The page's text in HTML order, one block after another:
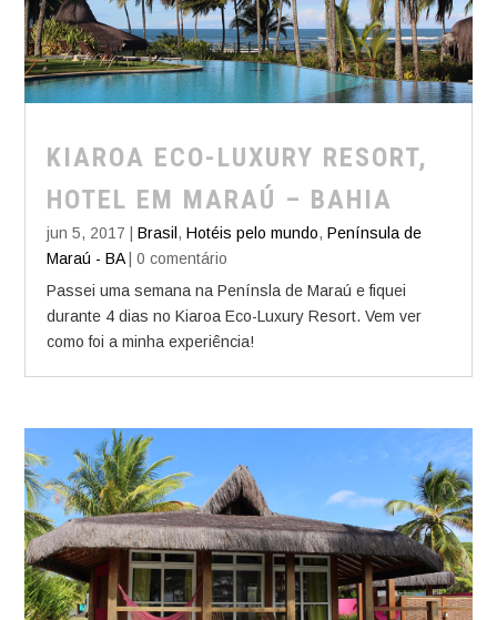
KIAROA ECO-LUXURY RESORT,
HOTEL EM MARAÚ – BAHIA
jun 5, 2017 |Brasil ,Hotéis pelo mundo,Península de
Maraú - BA| 0 comentário
Passei uma semana na Penínsla de Maraú e fiquei
durante 4 dias no Kiaroa Eco-Luxury Resort. Vem ver
como foi a minha experiência!